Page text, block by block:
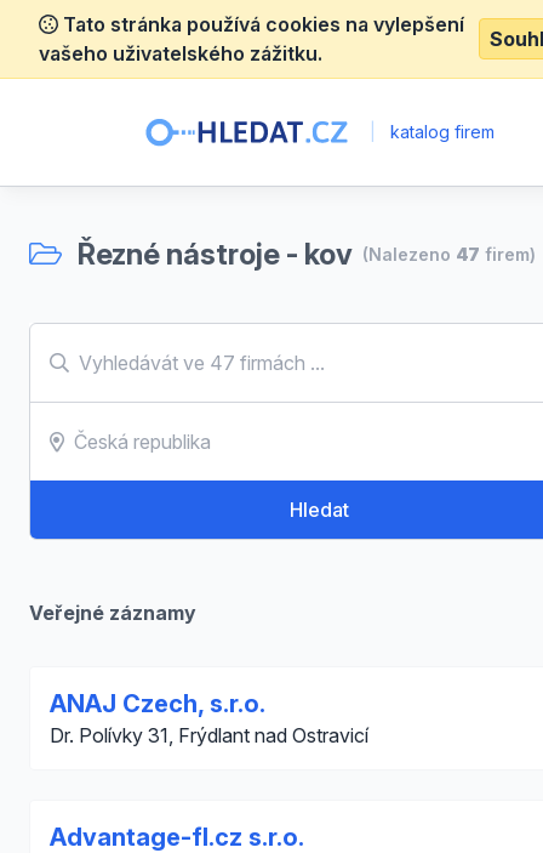
Tato stránka používá cookies na vylepšení
vašeho uživatelského zážitku.
katalog firem
Řezné nástroje - kov (Nalezeno 47 firem)
Hledat
Veřejné záznamy
ANAJ Czech, s.r.o.
Dr. Polívky 31, Frýdlant nad Ostravicí
Advantage-fl.cz s.r.o.